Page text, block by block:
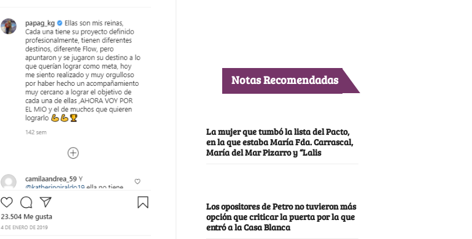
Notas Recomendadas
La mujer que tumbó la lista del Pacto,
en la que estaba María Fda. Carrascal,
María del Mar Pizarro y “Lalis
Los opositores de Petro no tuvieron más
opción que criticar la puerta por la que
entró a la Casa Blanca